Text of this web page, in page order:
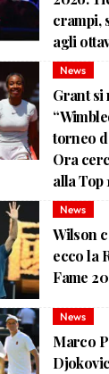
crampi,
agli
News
Grant si
torneo
Ora
alla Top
News
Wilson
ecco la
Fame
News
Marco